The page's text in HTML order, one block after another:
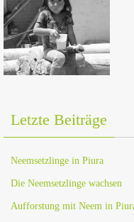
Letzte Beiträge
Neemsetzlinge in Piura
Die Neemsetzlinge wachsen
Aufforstung mit Neem in